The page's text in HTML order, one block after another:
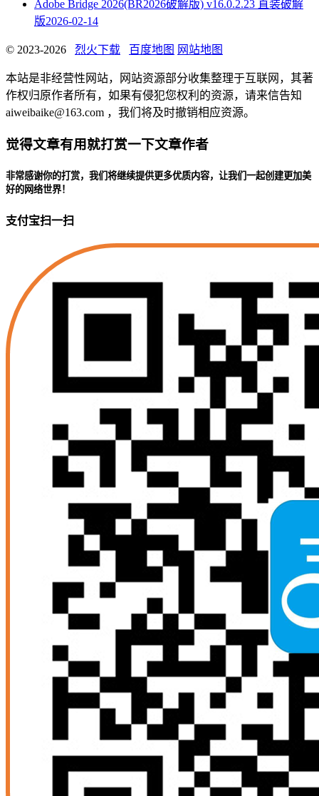
Adobe Bridge 2026(BR2026破解版) v16.0.2.23 直装破解
版2026-02-14
© 2023-2026 烈火下载 百度地图 网站地图
本站是非经营性网站，网站资源部分收集整理于互联网，其著
作权归原作者所有，如果有侵犯您权利的资源，请来信告知
aiweibaike@163.com ，我们将及时撤销相应资源。
觉得文章有用就打赏一下文章作者
非常感谢你的打赏，我们将继续提供更多优质内容，让我们一起创建更加美
好的网络世界！
支付宝扫一扫